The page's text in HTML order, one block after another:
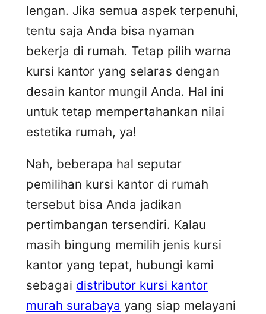
lengan. Jika semua aspek terpenuhi,
tentu saja Anda bisa nyaman
bekerja di rumah. Tetap pilih warna
kursi kantor yang selaras dengan
desain kantor mungil Anda. Hal ini
untuk tetap mempertahankan nilai
estetika rumah, ya!
Nah, beberapa hal seputar
pemilihan kursi kantor di rumah
tersebut bisa Anda jadikan
pertimbangan tersendiri. Kalau
masih bingung memilih jenis kursi
kantor yang tepat, hubungi kami
sebagai distributor kursi kantor
murah surabaya yang siap melayani